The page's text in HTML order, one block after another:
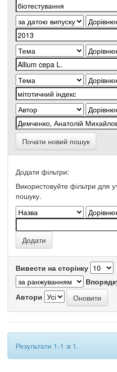
Почати новий пошук
Додати фільтри:
Використовуйте фільтри для
пошуку.
Вивести на сторінку
Автори
Результати 1-1 зі 1.